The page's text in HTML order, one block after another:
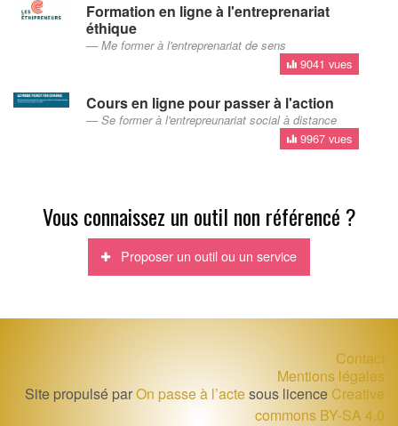
Formation en ligne à l'entreprenariat
éthique
Me former à l'entreprenariat de sens
9041 vues
Cours en ligne pour passer à l'action
Se former à l'entrepreunariat social à distance
9967 vues
Vous connaissez un outil non référencé ?
Proposer un outil ou un service
Contact
Mentions légales
Site propulsé parOn passe à l’actesous licence Creative
commons BY-SA 4.0